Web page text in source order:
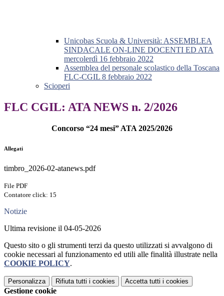
Unicobas Scuola & Università: ASSEMBLEA
SINDACALE ON-LINE DOCENTI ED ATA
mercolerdì 16 febbraio 2022
Assemblea del personale scolastico della Toscana
FLC-CGIL 8 febbraio 2022
Scioperi
FLC CGIL: ATA NEWS n. 2/2026
Concorso “24 mesi” ATA 2025/2026
Allegati
timbro_2026-02-atanews.pdf
File PDF
Contatore click: 15
Notizie
Ultima revisione il 04-05-2026
Questo sito o gli strumenti terzi da questo utilizzati si avvalgono di
cookie necessari al funzionamento ed utili alle finalità illustrate nella
COOKIE POLICY.
Personalizza Rifiuta tutti i cookies Accetta tutti i cookies
Gestione cookie